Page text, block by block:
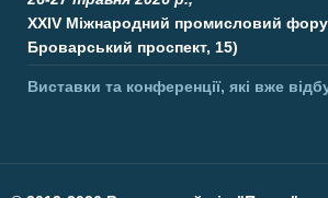
XXIV Міжнародний промисловий
Броварський проспект, 15)
Виставки та конференції, які вже